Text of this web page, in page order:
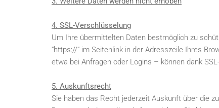
4. SSL-Verschlüsselung
Um Ihre übermittelten Daten bestmöglich zu
“https://“ im Seitenlink in der Adresszeile Ihres
etwa bei Anfragen oder Logins – können dank
5. Auskunftsrecht
Sie haben das Recht jederzeit Auskunft über die